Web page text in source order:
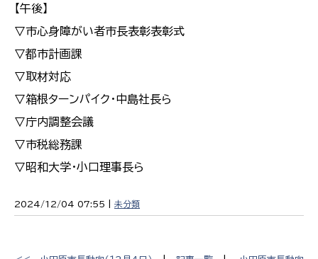
【午後】
▽市心身障がい者市長表彰表彰式
▽都市計画課
▽取材対応
▽箱根ターンパイク・中島社長ら
▽庁内調整会議
▽市税総務課
▽昭和大学・小口理事長ら
2024/12/04 07:55 | 未分類